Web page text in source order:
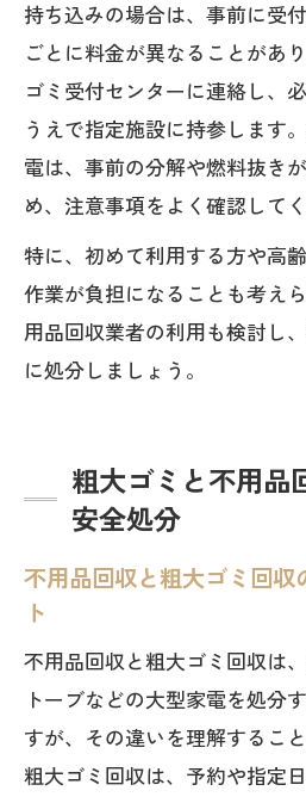
持ち込みの場合は、事前に受
ごとに料金が異なることがあ
ゴミ受付センターに連絡し、
うえで指定施設に持参します
電は、事前の分解や燃料抜き
め、注意事項をよく確認してく
特に、初めて利用する方や高
作業が負担になることも考え
用品回収業者の利用も検討し
に処分しましょう。
粗大ゴミと不用品
安全処分
不用品回収と粗大ゴミ回収
ト
不用品回収と粗大ゴミ回収は
トーブなどの大型家電を処分
すが、その違いを理解するこ
粗大ゴミ回収は、予約や指定